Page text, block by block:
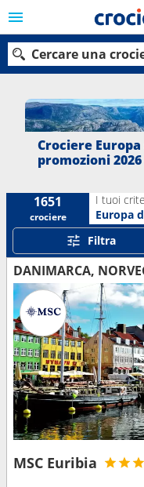
Cercare una
Le nostre
Porti
Crociere
promozioni 2026
1651
crociere
I tuoi
Europa
Filtra
DANIMARCA,
MSC Euribia